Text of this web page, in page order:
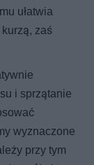
ułatwia
zaś
i sprzątanie
wyznaczone
przy tym